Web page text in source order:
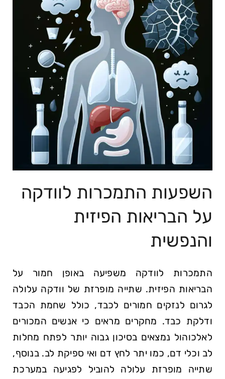
השפעות התמכרות לוודקה
על הבריאות הפיזית
והנפשית
התמכרות לוודקה משפיעה באופן חמור על
הבריאות הפיזית. ‌שתייה מופרזת של​ וודקה עלולה
לגרום לנזקים חמורים‌ לכבד, כולל⁣ שחמת הכבד‍
ודלקת כבד. מחקרים מראים כי אנשים המכורים
לאלכוהול נמצאים בסיכון גבוה ‌יותר לפתח מחלות
לב וכלי דם, כמו יתר לחץ‌ דם ואי ספיקת לב. בנוסף,⁢
שתייה מופרזת עלולה להוביל לפגיעה במערכת